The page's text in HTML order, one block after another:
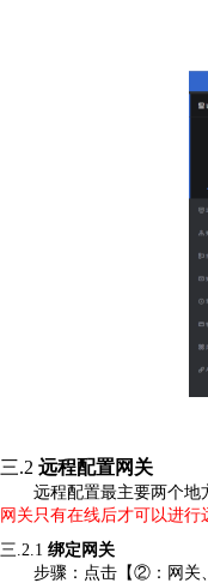
三.2 远程配置网关
远程配置最主要两个地
网关只有在线后才可以进行
三.2.1 绑定网关
步骤：点击【②：网关